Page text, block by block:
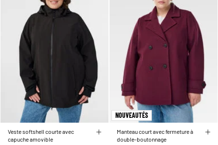
Veste softshell courte avec
capuche amovible
NOUVEAUTÉS
Manteau court avec fermeture à
double-boutonnage